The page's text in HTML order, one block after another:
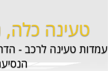
טעינה כלה,
עמדות טעינה לרכב -